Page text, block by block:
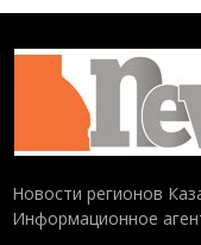
Новости регионов
Информационное